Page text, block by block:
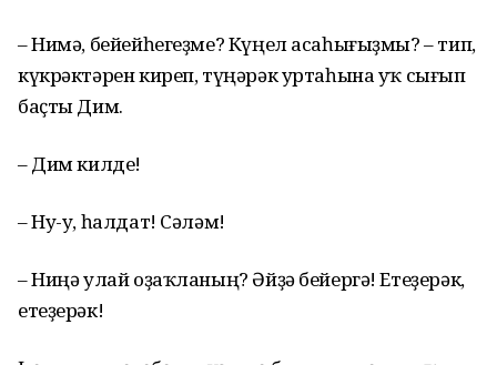
– Нимә, бейейһегеҙме? Күңел асаһығыҙмы? – тип,
күкрәктәрен киреп, түңәрәк уртаһына уҡ сығып
баҫты Дим.
– Дим килде!
– Ну-у, һалдат! Сәләм!
– Ниңә улай оҙаҡланың? Әйҙә бейергә! Етеҙерәк,
етеҙерәк!